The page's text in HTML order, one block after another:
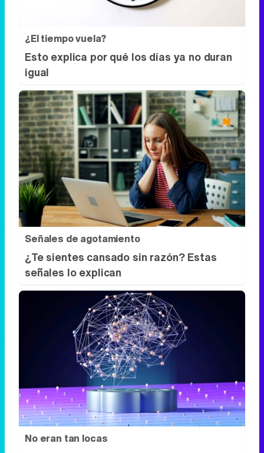
¿El tiempo vuela?
Esto explica por qué los días ya no duran
igual
Señales de agotamiento
¿Te sientes cansado sin razón? Estas
señales lo explican
No eran tan locas